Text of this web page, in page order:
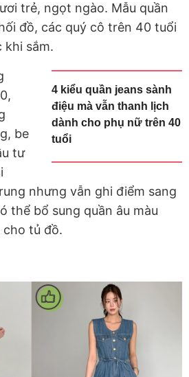
trẻ, ngọt ngào. Mẫu quần
đồ, các quý cô trên 40 tuổi
khi sắm.
4 kiểu quần jeans sành
điệu mà vẫn thanh lịch
dành cho phụ nữ trên 40
tuổi
be
tư
nhưng vẫn ghi điểm sang
thể bổ sung quần âu màu
cho tủ đồ.